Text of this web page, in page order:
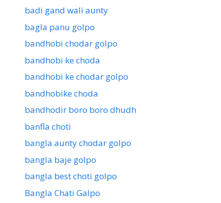
badi gand wali aunty
bagla panu golpo
bandhobi chodar golpo
bandhobi ke choda
bandhobi ke chodar golpo
bandhobike choda
bandhodir boro boro dhudh
banfla choti
bangla aunty chodar golpo
bangla baje golpo
bangla best choti golpo
Bangla Chati Galpo